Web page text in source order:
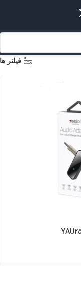
فیلتر ها